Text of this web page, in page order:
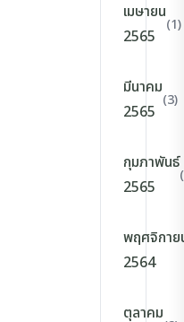
เมษายน
2565
(1)
มีนาคม
2565
(3)
กุมภาพันธ์
2565
พฤศจิกาย
2564
ตุลาคม